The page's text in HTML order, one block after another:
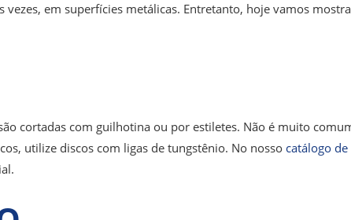
vezes, em superfícies metálicas. Entretanto, hoje vamos
cortadas com guilhotina ou por estiletes. Não é muito
utilize discos com ligas de tungstênio. No nosso catálogo